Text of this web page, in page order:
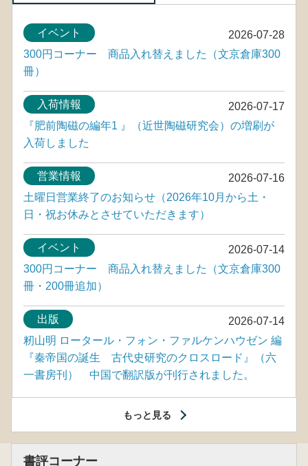
2026-07-28
イベント
300円コーナー 商品入れ替えました（文京倉庫300
冊）
2026-07-17
入荷情報
『肥前陶磁の編年1 』（近世陶磁研究会）の増刷が
入荷しました
2026-07-16
営業情報
土曜日営業終了のお知らせ（2026年10月から土・
日・祝お休みとさせていただきます）
2026-07-14
イベント
300円コーナー 商品入れ替えました（文京倉庫300
冊・200冊追加）
2026-07-14
出版
籾山明 ロータール・フォン・ファルケンハウゼン 編
『秦帝国の誕生 古代史研究のクロスロード』（六
一書房刊） 中国で翻訳版が刊行されました。
もっと見る
書評コーナー